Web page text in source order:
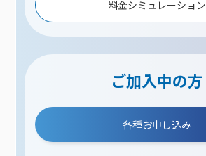
料金シミュレーション
ご加入中の方
各種お申し込み